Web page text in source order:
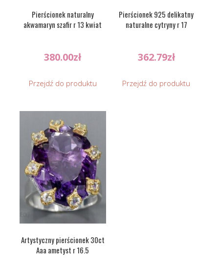
Pierścionek naturalny
akwamaryn szafir r 13 kwiat
380.00zł
Przejdź do produktu
Pierścionek 925 delikatny
naturalne cytryny r 17
362.79zł
Przejdź do produktu
Artystyczny pierścionek 30ct
Aaa ametyst r 16.5